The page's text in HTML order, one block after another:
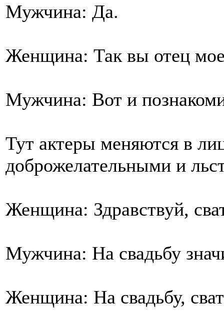
Мужчина: Да.
Женщина: Так вы отец
Мужчина: Вот и
Тут актеры меняются в
доброжелательными и
Женщина: Здравствуй,
Мужчина: На свадьбу
Женщина: На свадьбу,